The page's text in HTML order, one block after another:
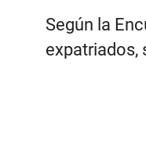
Según la
expatriados,